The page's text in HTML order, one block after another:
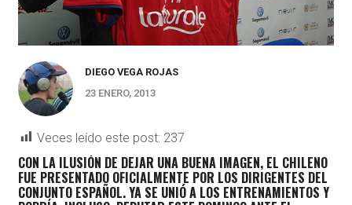
DIEGO VEGA ROJAS
23 ENERO, 2013
Veces leído este post: 237
CON LA ILUSIÓN DE DEJAR UNA BUENA IMAGEN, EL CHILENO
FUE PRESENTADO OFICIALMENTE POR LOS DIRIGENTES DEL
CONJUNTO ESPAÑOL. YA SE UNIÓ A LOS ENTRENAMIENTOS Y